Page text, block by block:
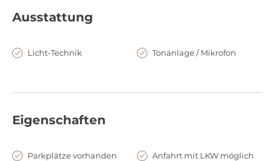
Ausstattung
Licht-Technik Tonanlage / Mikrofon
Eigenschaften
Parkplätze vorhanden
Anfahrt mit LKW möglich